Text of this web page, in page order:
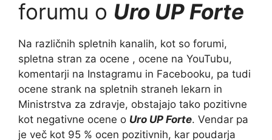
forumu o Uro UP Forte
Na različnih spletnih kanalih, kot so forumi,
spletna stran za ocene , ocene na YouTubu,
komentarji na Instagramu in Facebooku, pa tudi
ocene strank na spletnih straneh lekarn in
Ministrstva za zdravje, obstajajo tako pozitivne
kot negativne ocene o Uro UP Forte. Vendar pa
je več kot 95 % ocen pozitivnih, kar poudarja